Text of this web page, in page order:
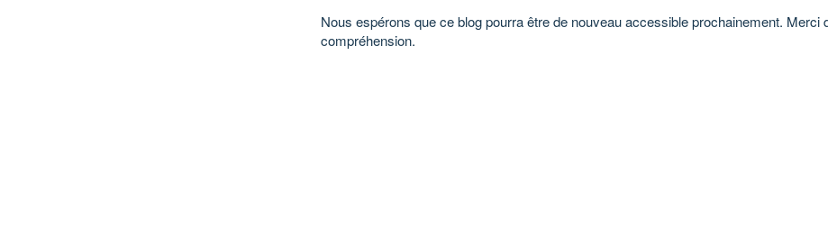
Nous espérons que ce blog pourra être de nouveau accessible prochainement. Merci
compréhension.